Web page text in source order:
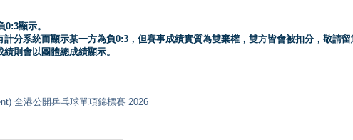
顯示。
分系統而顯示某一方為負0:3，但賽事成績實質為雙棄權，雙方皆會被扣分，敬請留
則會以團體總成績顯示。
全港公開乒乓球單項錦標賽 2026